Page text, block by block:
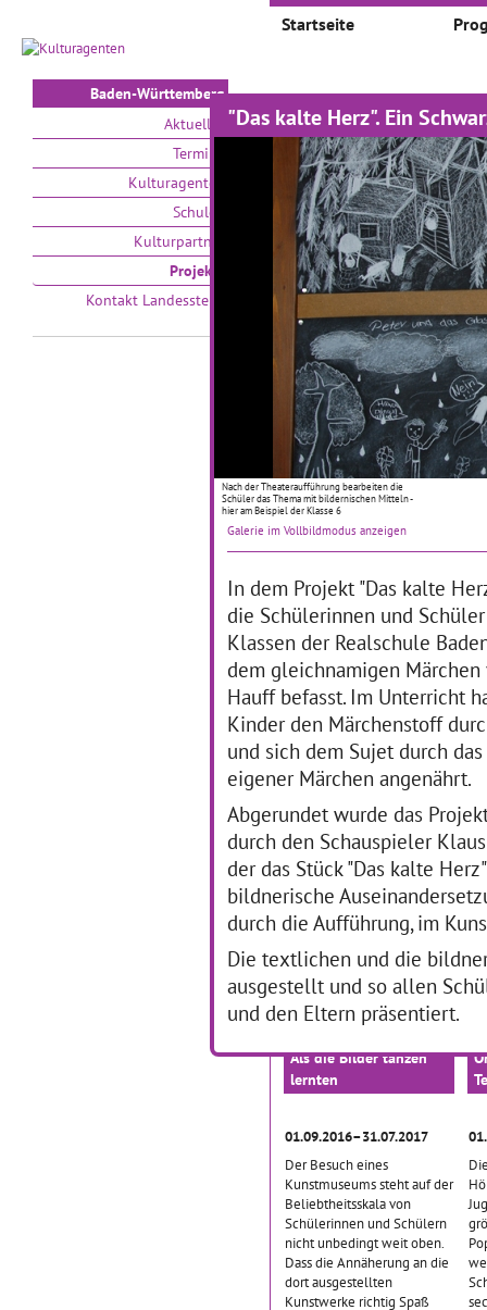
"Das kalte Herz". Ein
Nach der Theateraufführung bearbeiten die
Schüler das Thema mit bildernischen Mitteln -
hier am Beispiel der Klasse 6
Galerie im Vollbildmodus anzeigen
In dem Projekt "Das kalte
die Schülerinnen und
Klassen der Realschule
dem gleichnamigen
Hauff befasst. Im Unterricht
Kinder den Märchenstoff
und sich dem Sujet durch
eigener Märchen angenährt.
Abgerundet wurde das
durch den Schauspieler
der das Stück "Das kalte
bildnerische
durch die Aufführung, im
Die textlichen und die
ausgestellt und so allen
und den Eltern präsentiert.
Baden-Württemberg
Aktuelles
Termine
Kulturagenten
Schulen
Kulturpartner
Projekte
Kontakt Landesstelle
Startseite
Projekte
Auswählen nach:
Kleine Teufel aus Ton
01.01.2017–31.01.2017
Ganz nah heran an moderne
Kunst kam die sechste
Lichtental, als sie eine
Alten Dampfbad Baden-
Baden besuchte.… mehr
Slam Poetry macht
Schule
01.01.2017–30.04.2019
Bereits im Schuljahr
2015/2016 konnte die
Klassenstufe Zehn des
Werkrealschulzweigs der
Verbund in Schwäbisch
Gmünd die Kunstform der
Slam Poetry kennenlernen.
… mehr
Als die Bilder tanzen
lernten
01.09.2016–31.07.2017
Der Besuch eines
Kunstmuseums steht auf der
Beliebtheitsskala von
Schülerinnen und Schülern
nicht unbedingt weit oben.
Dass die Annäherung an die
dort ausgestellten
Kunstwerke richtig Spaß